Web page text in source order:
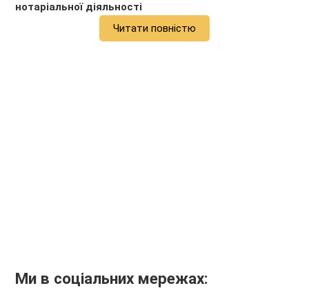
нотаріальної діяльності
Читати повністю
Ми в соціальних мережах: